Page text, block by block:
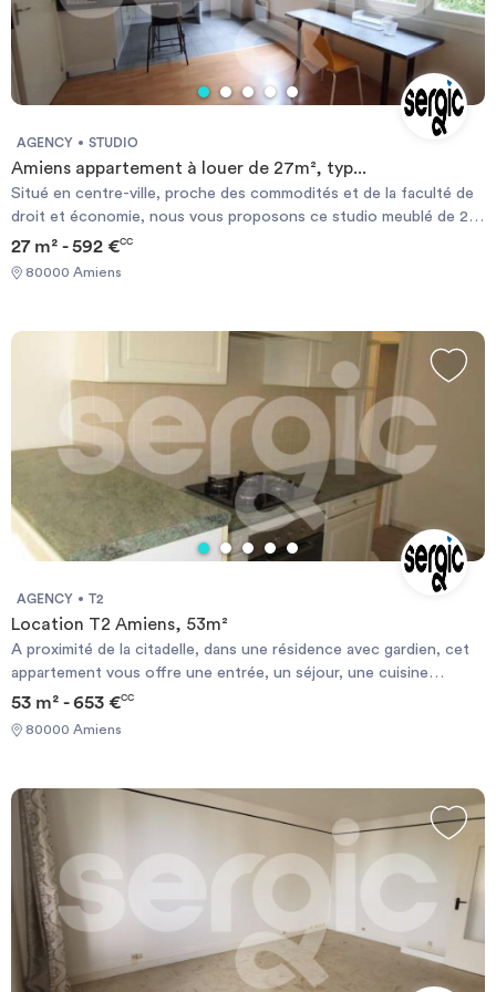
AGENCY STUDIO
Amiens appartement à louer de 27m², typ...
Situé en centre-ville, proche des commodités et de la faculté de
droit et économie, nous vous proposons ce studio meublé de 27
m² comprenant une pièce de vie avec coin cuisine, une salle de
bains avec WC. Le chauffage est individuel électrique. Disponible
informations sur les risques auxquels ce bien est exposé sont
disponibles sur le site Géorisque : https://www.georisques.gouv.fr
27 m² - 592 €CC
80000 Amiens
AGENCY T2
Location T2 Amiens, 53m²
A proximité de la citadelle, dans une résidence avec gardien, cet
appartement vous offre une entrée, un séjour, une cuisine
aménagée, une chambre et une salle de bains. L'appartement
dispose d'un parking. Le chauffage est collectif. N'hésitez pas à
candidater en ligne sur SERGIC.COM Les informations sur les
Géorisque : https://www.georisques.gouv.fr
53 m² - 653 €CC
80000 Amiens